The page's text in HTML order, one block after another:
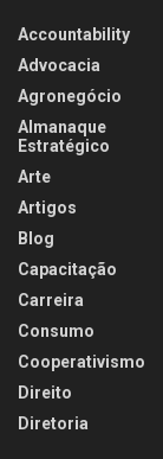
Accountability
Advocacia
Agronegócio
Almanaque
Estratégico
Arte
Artigos
Blog
Capacitação
Carreira
Consumo
Cooperativismo
Direito
Diretoria